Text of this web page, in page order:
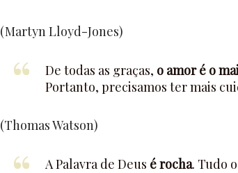
(Martyn Lloyd-Jones)
De todas as graças, o amor é o
Portanto, precisamos ter mais
(Thomas Watson)
A Palavra de Deus é rocha. Tudo